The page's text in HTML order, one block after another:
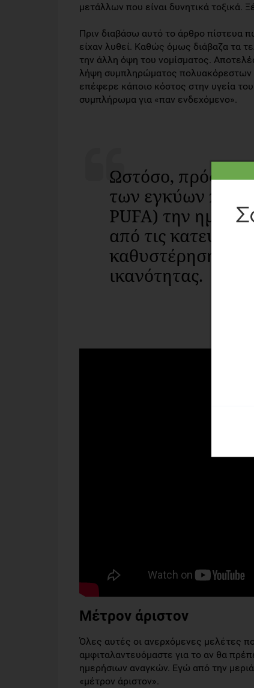
μετάλλων που είναι δυνητικά
Πριν διαβάσω αυτό το άρθρο
είχαν λυθεί. Καθώς όμως διάβαζα τα
την άλλη όψη του νομίσματος.
λήψη συμπληρώματος πολυακόρεστων
επέφερε κάποιο κόστος στην υγεία
συμπλήρωμα για «παν ενδεχόμενο».
Ωστόσο,
των εγκύων που
PUFA) την
από τις
καθυστέρηση
ικανότητας.
Μέτρον άριστον
Όλες αυτές οι ανερχόμενες μελέτες
αμφιταλαντευόμαστε για το αν θα
ημερήσιων αναγκών. Εγώ από την
«μέτρον άριστον».